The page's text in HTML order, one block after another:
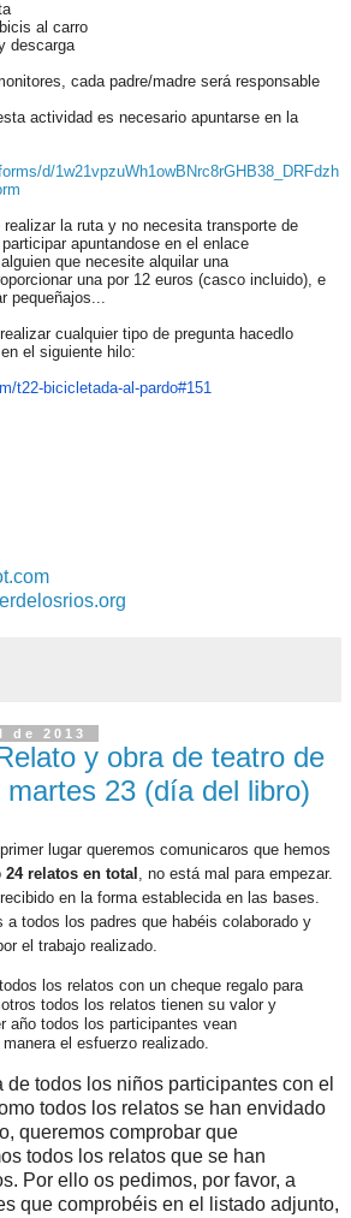
al carro
descarga
cada padre/madre será responsable
actividad es necesario apuntarse en la
d/1w21vpzuWh1owBNrc8rGHB38_DRFdzh
la ruta y no necesita transporte de
apuntandose en el enlace
que necesite alquilar una
una por 12 euros (casco incluido), e
pequeñajos...
cualquier tipo de pregunta hacedlo
el siguiente hilo:
t22-bicicletada-al-pardo#151
de 2013
y obra de teatro de
23 (día del libro)
lugar queremos comunicaros que hemos
24 relatos en total , no está mal para empezar.
en la forma establecida en las bases.
a todos los padres que habéis colaborado y
el trabajo realizado.
los relatos con un cheque regalo para
todos los relatos tienen su valor y
año todos los participantes vean
el esfuerzo realizado.
todos los niños participantes con el
todos los relatos se han envidado
queremos comprobar que
todos los relatos que se han
Por ello os pedimos, por favor, a
que comprobéis en el listado adjunto,